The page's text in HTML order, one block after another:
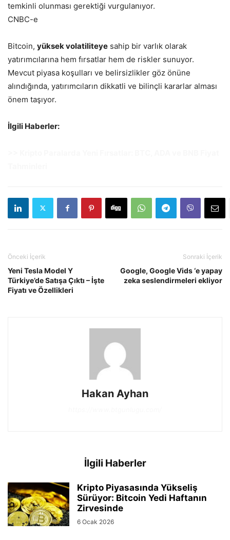
temkinli olunması gerektiği vurgulanıyor.​
CNBC-e
Bitcoin, yüksek volatiliteye sahip bir varlık olarak
yatırımcılarına hem fırsatlar hem de riskler sunuyor.
Mevcut piyasa koşulları ve belirsizlikler göz önüne
alındığında, yatırımcıların dikkatli ve bilinçli kararlar alması
önem taşıyor.
İlgili Haberler:
Önceki İçerik
Yeni Tesla Model Y
Türkiye’de Satışa Çıktı – İşte
Fiyatı ve Özellikleri
Sonraki İçerik
Google, Google Vids ‘e yapay
zeka seslendirmeleri ekliyor
Hakan Ayhan
İlgili Haberler
Kripto Piyasasında Yükseliş
Sürüyor: Bitcoin Yedi Haftanın
Zirvesinde
6 Ocak 2026